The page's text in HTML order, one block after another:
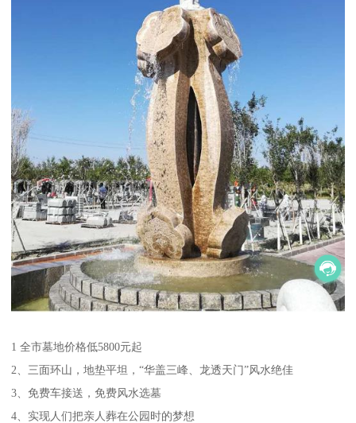
1 全市墓地价格低5800元起
2、三面环山，地垫平坦，“华盖三峰、龙透天门”风水绝佳
3、免费车接送，免费风水选墓
4、实现人们把亲人葬在公园时的梦想